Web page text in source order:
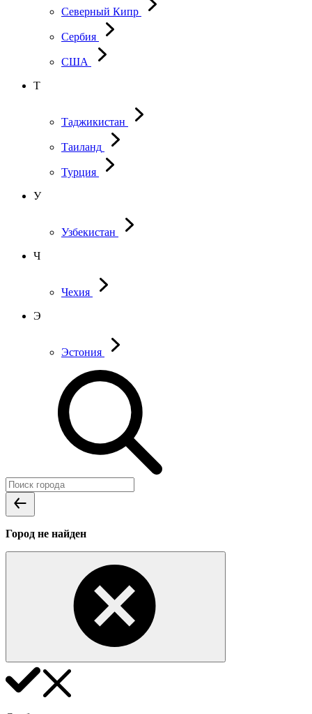
Северный Кипр
Сербия
США
Т
Таджикистан
Таиланд
Турция
У
Узбекистан
Ч
Чехия
Э
Эстония
Город не найден